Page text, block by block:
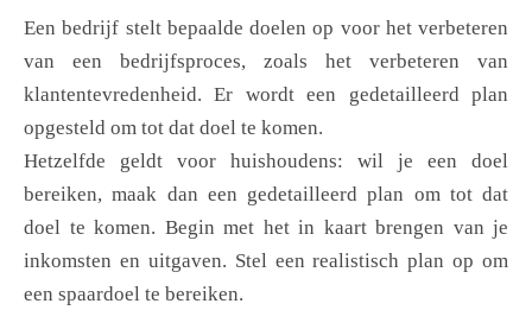
Een bedrijf stelt bepaalde doelen op voor het verbeteren
van een bedrijfsproces, zoals het verbeteren van
klantentevredenheid. Er wordt een gedetailleerd plan
opgesteld om tot dat doel te komen.
Hetzelfde geldt voor huishoudens: wil je een doel
bereiken, maak dan een gedetailleerd plan om tot dat
doel te komen. Begin met het in kaart brengen van je
inkomsten en uitgaven. Stel een realistisch plan op om
een spaardoel te bereiken.